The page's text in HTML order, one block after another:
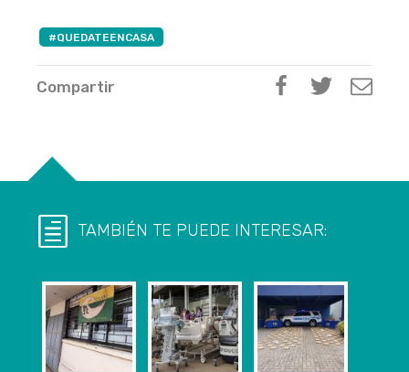
#QUEDATEENCASA
Compartir
TAMBIÉN TE PUEDE INTERESAR: